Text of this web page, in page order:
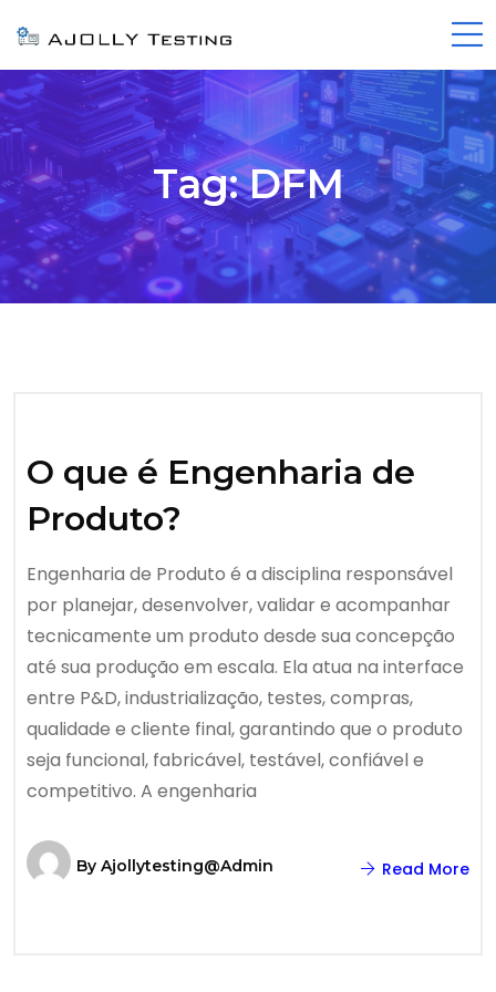
Tag:DFM
O que é Engenharia de
Produto?
Engenharia de Produto é a disciplina responsável
por planejar, desenvolver, validar e acompanhar
tecnicamente um produto desde sua concepção
até sua produção em escala. Ela atua na interface
entre P&D, industrialização, testes, compras,
qualidade e cliente final, garantindo que o produto
seja funcional, fabricável, testável, confiável e
competitivo. A engenharia
By Ajollytesting@admin Read More